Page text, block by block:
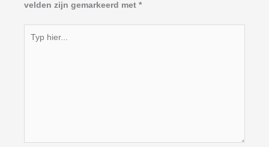
velden zijn gemarkeerd met *
hier...